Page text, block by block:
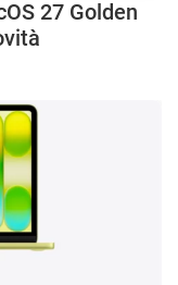
27 Golden